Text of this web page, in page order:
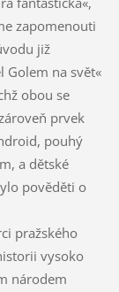
zapomenouti
již
Golem na svět«
obou se
prvek
pouhý
a dětské
pověděti o
pražského
vysoko
národem